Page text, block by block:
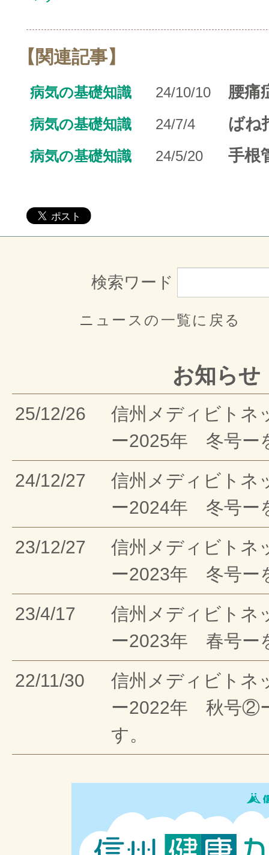
【関連記事】
病気の基礎知識 24/10/10 腰痛
病気の基礎知識 24/7/4 ばね
病気の基礎知識 24/5/20 手根
検索ワード
ニュースの一覧に戻る
お知らせ
25/12/26
信州メディビトネ
ー2025年 冬号ー
24/12/27
信州メディビトネ
ー2024年 冬号ー
23/12/27
信州メディビトネ
ー2023年 冬号ー
23/4/17
信州メディビトネ
ー2023年 春号ー
22/11/30
信州メディビトネ
ー2022年 秋号②
す。